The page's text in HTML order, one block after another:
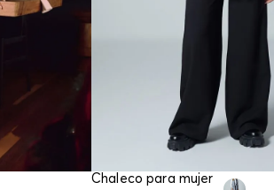
Chaleco para mujer